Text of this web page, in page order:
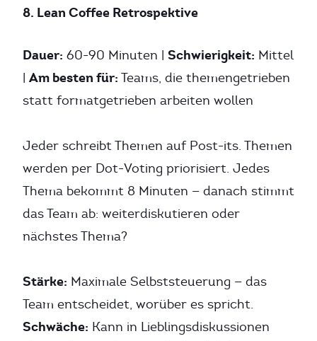
8. Lean Coffee Retrospektive
Dauer: 60-90 Minuten | Schwierigkeit: Mittel
| Am besten für: Teams, die themengetrieben
statt formatgetrieben arbeiten wollen
Jeder schreibt Themen auf Post-its. Themen
werden per Dot-Voting priorisiert. Jedes
Thema bekommt 8 Minuten — danach stimmt
das Team ab: weiterdiskutieren oder
nächstes Thema?
Stärke: Maximale Selbststeuerung — das
Team entscheidet, worüber es spricht.
Schwäche: Kann in Lieblingsdiskussionen